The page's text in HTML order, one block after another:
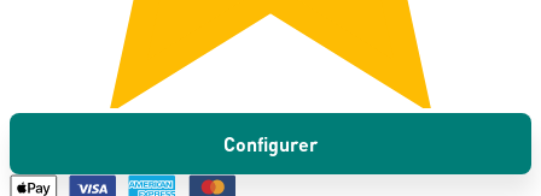
Configurer